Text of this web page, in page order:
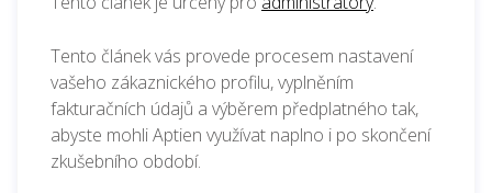
Tento článek vás provede procesem nastavení
vašeho zákaznického profilu, vyplněním
fakturačních údajů a výběrem předplatného tak,
abyste mohli Aptien využívat naplno i po skončení
zkušebního období.